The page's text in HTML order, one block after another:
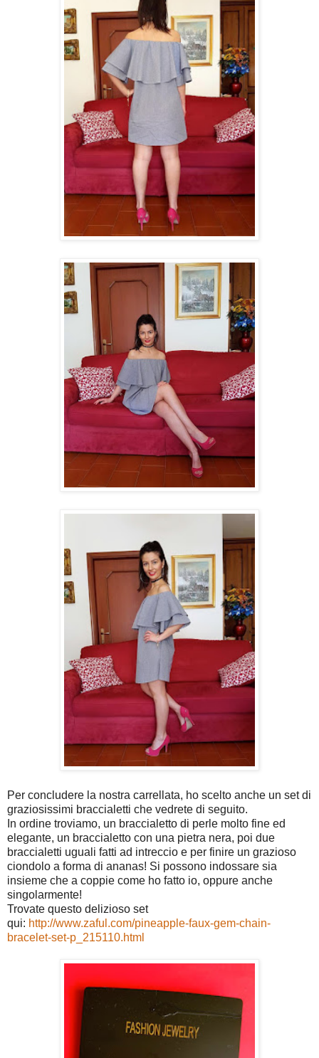
Per concludere la nostra carrellata, ho scelto anche un set di
graziosissimi braccialetti che vedrete di seguito.
In ordine troviamo, un braccialetto di perle molto fine ed
elegante, un braccialetto con una pietra nera, poi due
braccialetti uguali fatti ad intreccio e per finire un grazioso
ciondolo a forma di ananas! Si possono indossare sia
insieme che a coppie come ho fatto io, oppure anche
singolarmente!
Trovate questo delizioso set
qui: http://www.zaful.com/pineapple-faux-gem-chain-
bracelet-set-p_215110.html